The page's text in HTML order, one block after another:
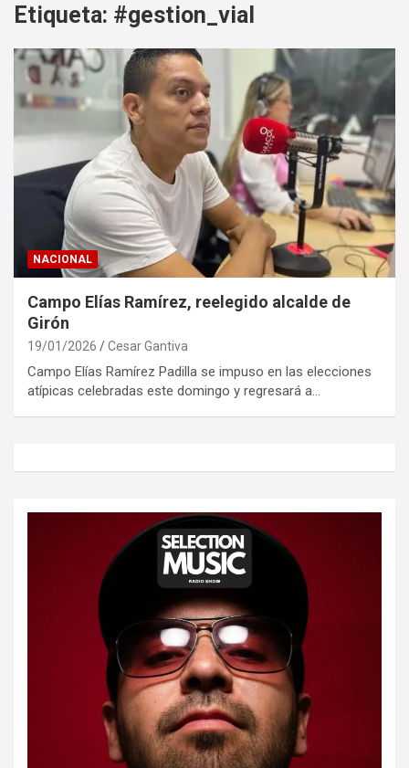
Etiqueta: #gestion_vial
NACIONAL
Campo Elías Ramírez, reelegido alcalde de
Girón
19/01/2026 Cesar Gantiva
Campo Elías Ramírez Padilla se impuso en las elecciones
atípicas celebradas este domingo y regresará a…